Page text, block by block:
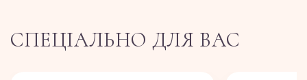
СПЕЦІАЛЬНО ДЛЯ ВАС